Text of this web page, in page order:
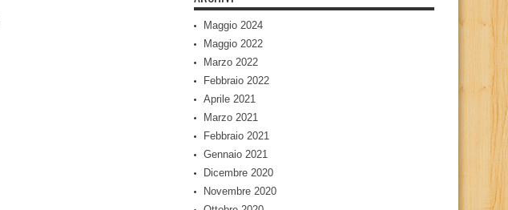
Maggio 2024
Maggio 2022
Marzo 2022
Febbraio 2022
Aprile 2021
Marzo 2021
Febbraio 2021
Gennaio 2021
Dicembre 2020
Novembre 2020